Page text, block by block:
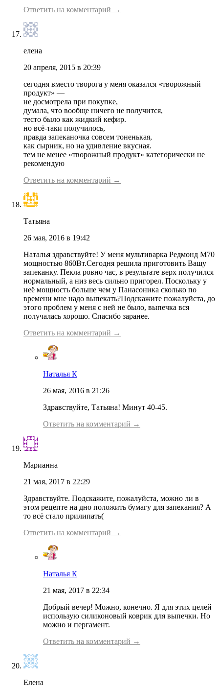
Ответить на комментарий →
елена
20 апреля, 2015 в 20:39
сегодня вместо творога у меня оказался «творожный
продукт» —
не досмотрела при покупке,
думала, что вообще ничего не получится,
тесто было как жидкий кефир.
но всё-таки получилось,
правда запеканочка совсем тоненькая,
как сырник, но на удивление вкусная.
тем не менее «творожный продукт» категорически не
рекомендую
Ответить на комментарий →
Татьяна
26 мая, 2016 в 19:42
Наталья здравствуйте! У меня мультиварка Редмонд М70
мощностью 860Вт.Сегодня решила приготовить Вашу
запеканку. Пекла ровно час, в результате верх получился
нормальный, а низ весь сильно пригорел. Поскольку у
неё мощность больше чем у Панасоника сколько по
времени мне надо выпекать?Подскажите пожалуйста, до
этого проблем у меня с ней не было, выпечка вся
получалась хорошо. Спасибо заранее.
Ответить на комментарий →
Наталья К
26 мая, 2016 в 21:26
Здравствуйте, Татьяна! Минут 40-45.
Ответить на комментарий →
Марианна
21 мая, 2017 в 22:29
Здравствуйте. Подскажите, пожалуйста, можно ли в
этом рецепте на дно положить бумагу для запекания? А
то всё стало прилипать(
Ответить на комментарий →
Наталья К
21 мая, 2017 в 22:34
Добрый вечер! Можно, конечно. Я для этих целей
использую силиконовый коврик для выпечки. Но
можно и пергамент.
Ответить на комментарий →
Елена